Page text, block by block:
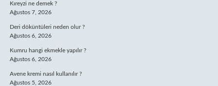
Kıreyzi ne demek ?
Ağustos 7, 2026
Deri döküntüleri neden olur ?
Ağustos 6, 2026
Kumru hangi ekmekle yapılır ?
Ağustos 6, 2026
Avene kremi nasıl kullanılır ?
Ağustos 5, 2026